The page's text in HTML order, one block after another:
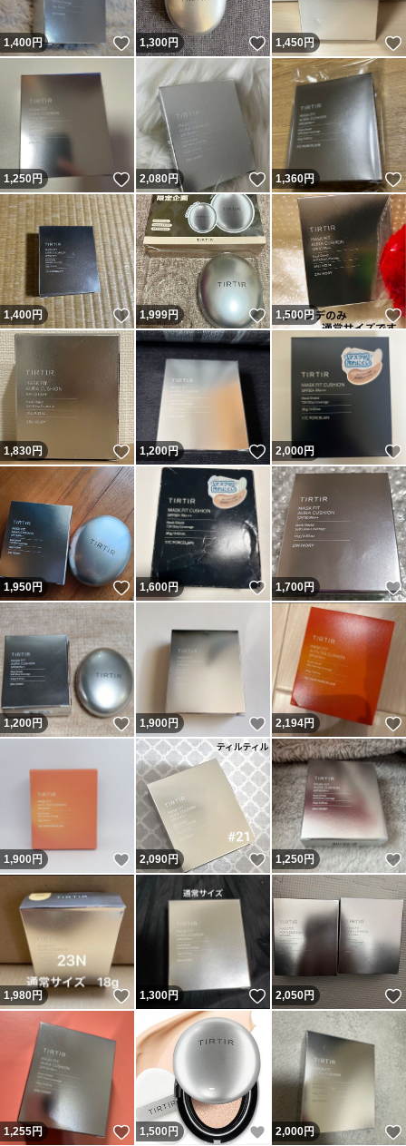
1,400円 いいね！
1,300円 いいね！
1,450円
1,250円 いいね！
2,080円 いいね！
1,360円
1,400円 いいね！
1,999円 いいね！
1,500 円
1,830円 いいね！
1,200円 いいね！
2,000円
1,950円 いいね！
1,600円 いいね！
1,700円
1,200円 いいね！
1,900円 いいね！
2,194円
1,900円 いいね！
2,090円 いいね！
1,250円
1,980円 いいね！
1,300円 いいね！
2,050円
1,255円 いいね！
1,500 円 いいね！
2,000円